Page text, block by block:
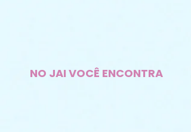
NO JAI VOCÊ ENCONTRA